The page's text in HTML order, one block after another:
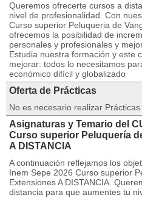
Queremos ofrecerte cursos a
nivel de profesionalidad. Con
Curso superior Peluqueria de
ofrecemos la posibilidad de
personales y profesionales y
Estudia nuestra formación y este
mejorar: todos lo necesitamos
económico difícil y globalizado
Oferta de Prácticas
No es necesario realizar Prácticas
Asignaturas y Temario del
Curso superior Peluquería
A DISTANCIA
A continuación reflejamos los
Inem Sepe 2026 Curso superior
Extensiones A DISTANCIA.
distancia para que aumentes tu